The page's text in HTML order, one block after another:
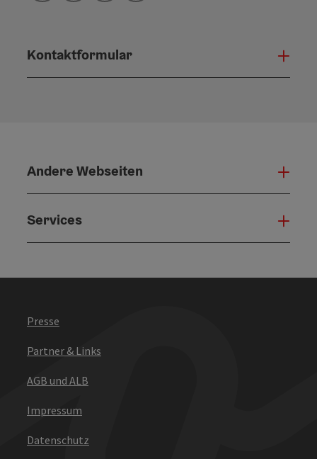
Kontaktformular
Andere Webseiten
Services
Presse
Partner & Links
AGB und ALB
Impressum
Datenschutz